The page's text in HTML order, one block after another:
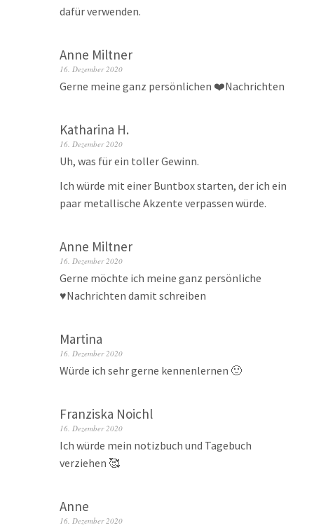
dafür verwenden.
Anne Miltner
16. Dezember 2020
Gerne meine ganz persönlichen ❤️Nachrichten
Katharina H.
16. Dezember 2020
Uh, was für ein toller Gewinn.
Ich würde mit einer Buntbox starten, der ich ein
paar metallische Akzente verpassen würde.
Anne Miltner
16. Dezember 2020
Gerne möchte ich meine ganz persönliche
♥️Nachrichten damit schreiben
Martina
16. Dezember 2020
Würde ich sehr gerne kennenlernen 🙂
Franziska Noichl
16. Dezember 2020
Ich würde mein notizbuch und Tagebuch
verziehen 🥰
Anne
16. Dezember 2020